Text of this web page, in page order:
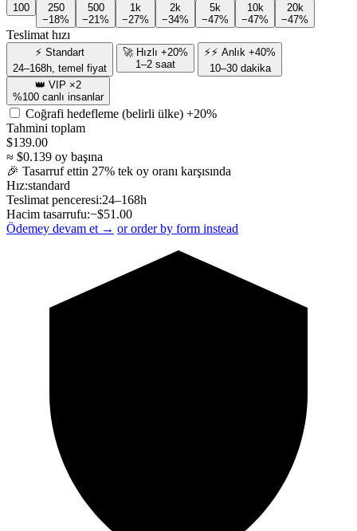
100
250
−18%
500
−21%
1k
−27%
2k
−34%
5k
−47%
10k
−47%
20k
−47%
Teslimat hızı
⚡ Standart
24–168h, temel fiyat
🚀 Hızlı +20%
1–2 saat
⚡⚡ Anlık +40%
10–30 dakika
👑 VIP ×2
%100 canlı insanlar
Coğrafi hedefleme (belirli ülke) +20%
Tahmini toplam
$139.00
≈ $0.139 oy başına
🎉 Tasarruf ettin 27% tek oy oranı karşısında
Hız:standard
Teslimat penceresi:24–168h
Hacim tasarrufu:−$51.00
Ödemey devam et → or order by form instead